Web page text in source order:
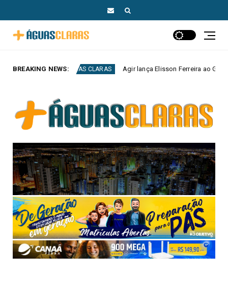
BREAKING NEWS:
Agir lança Elisson Ferreira ao Governo do DF e Tiago Társis ao